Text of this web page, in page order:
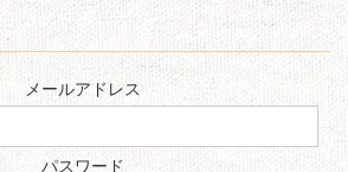
メールアドレス
パスワード